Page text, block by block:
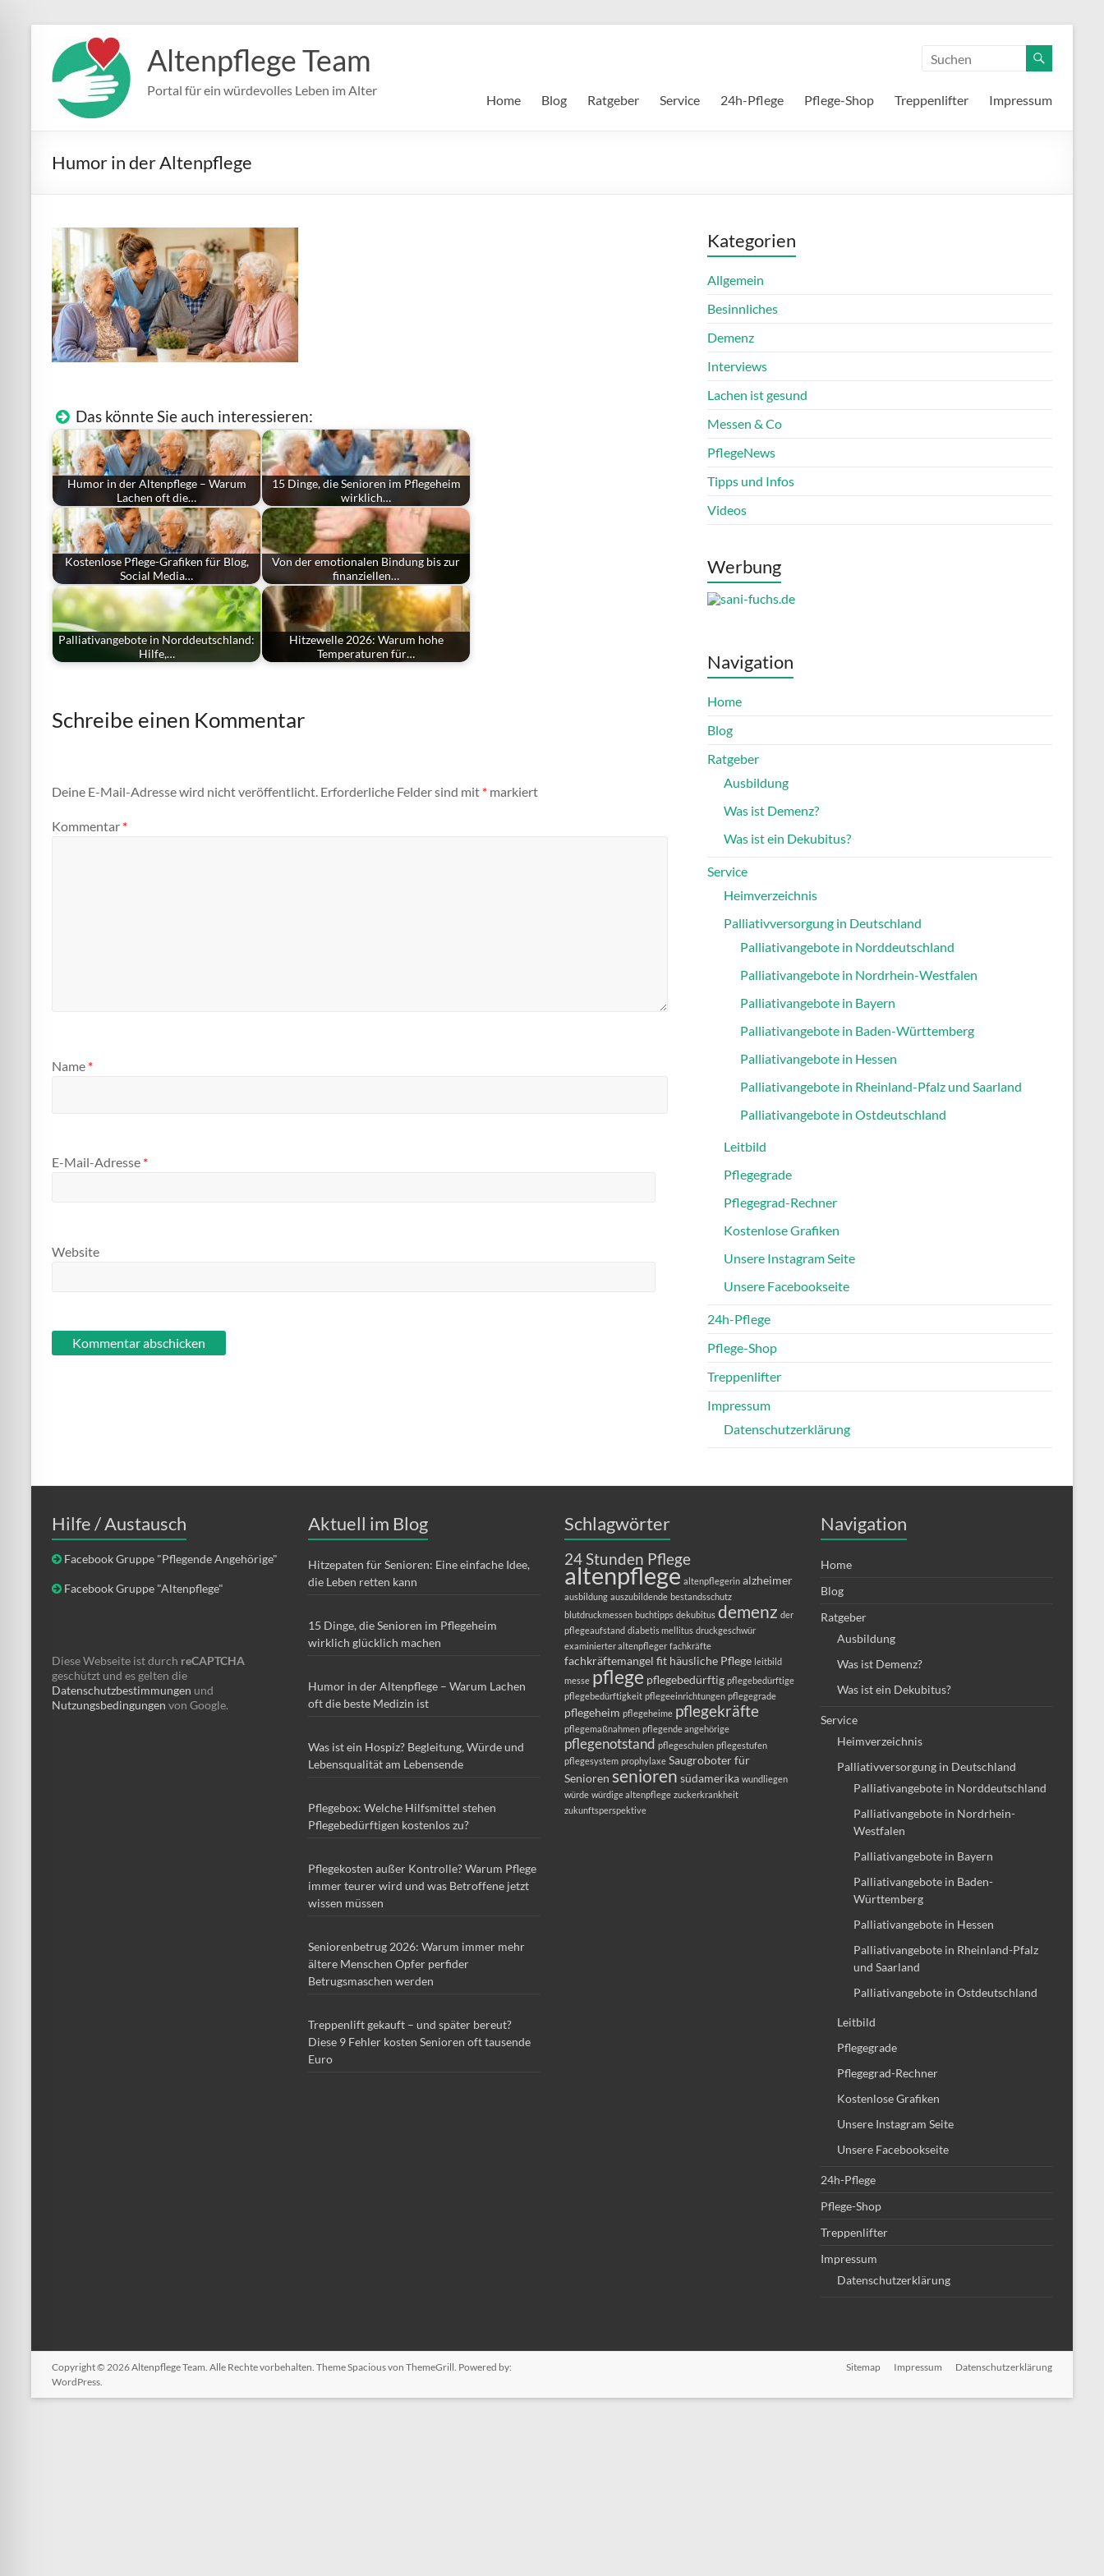
Inhalt
springen
Altenpflege Team
Portal für ein würdevolles Leben im Alter
Home Blog Ratgeber Service 24h-Pflege Pflege-Shop Treppenlifter Impressum
Humor in der Altenpflege
Das könnte Sie auch interessieren:
Humor in der Altenpflege – Warum
Lachen oft die…
15 Dinge, die Senioren im Pflegeheim
wirklich…
Kostenlose Pflege-Grafiken für Blog,
Social Media…
Von der emotionalen Bindung bis zur
finanziellen…
Palliativangebote in Norddeutschland:
Hilfe,…
Hitzewelle 2026: Warum hohe
Temperaturen für…
Schreibe einen Kommentar
Deine E-Mail-Adresse wird nicht veröffentlicht. Erforderliche Felder sind mit * markiert
Kommentar *
Name *
E-Mail-Adresse *
Website
Kategorien
Allgemein
Besinnliches
Demenz
Interviews
Lachen ist gesund
Messen & Co
PflegeNews
Tipps und Infos
Videos
Werbung
Navigation
Home
Blog
Ratgeber
Ausbildung
Was ist Demenz?
Was ist ein Dekubitus?
Service
Heimverzeichnis
Palliativversorgung in Deutschland
Palliativangebote in Norddeutschland
Palliativangebote in Nordrhein-Westfalen
Palliativangebote in Bayern
Palliativangebote in Baden-Württemberg
Palliativangebote in Hessen
Palliativangebote in Rheinland-Pfalz und Saarland
Palliativangebote in Ostdeutschland
Leitbild
Pflegegrade
Pflegegrad-Rechner
Kostenlose Grafiken
Unsere Instagram Seite
Unsere Facebookseite
24h-Pflege
Pflege-Shop
Treppenlifter
Impressum
Datenschutzerklärung
Hilfe / Austausch
Facebook Gruppe "Pflegende Angehörige"
Facebook Gruppe "Altenpflege"
Diese Webseite ist durch reCAPTCHA
geschützt und es gelten die
Datenschutzbestimmungen und
Nutzungsbedingungen von Google.
Aktuell im Blog
Hitzepaten für Senioren: Eine einfache Idee,
die Leben retten kann
15 Dinge, die Senioren im Pflegeheim
wirklich glücklich machen
Humor in der Altenpflege – Warum Lachen
oft die beste Medizin ist
Was ist ein Hospiz? Begleitung, Würde und
Lebensqualität am Lebensende
Pflegebox: Welche Hilfsmittel stehen
Pflegebedürftigen kostenlos zu?
Pflegekosten außer Kontrolle? Warum Pflege
immer teurer wird und was Betroffene jetzt
wissen müssen
Seniorenbetrug 2026: Warum immer mehr
ältere Menschen Opfer perfider
Betrugsmaschen werden
Treppenlift gekauft – und später bereut?
Diese 9 Fehler kosten Senioren oft tausende
Euro
Schlagwörter
24 Stunden Pflege
altenpflege altenpflegerin alzheimer
ausbildung auszubildende bestandsschutz
blutdruckmessen buchtipps dekubitus demenz der
pflegeaufstand diabetis mellitus druckgeschwür
examinierter altenpfleger fachkräfte
fachkräftemangel fit häusliche Pflege leitbild
messe pflege pflegebedürftig pflegebedürftige
pflegebedürftigkeit pflegeeinrichtungen pflegegrade
pflegeheim pflegeheime pflegekräfte
pflegemaßnahmen pflegende angehörige
pflegenotstand pflegeschulen pflegestufen
pflegesystem prophylaxe Saugroboter für
Senioren senioren südamerika wundliegen
würde würdige altenpflege zuckerkrankheit
zukunftsperspektive
Navigation
Home
Blog
Ratgeber
Ausbildung
Was ist Demenz?
Was ist ein Dekubitus?
Service
Heimverzeichnis
Palliativversorgung in Deutschland
Palliativangebote in Norddeutschland
Palliativangebote in Nordrhein-
Westfalen
Palliativangebote in Bayern
Palliativangebote in Baden-
Württemberg
Palliativangebote in Hessen
Palliativangebote in Rheinland-Pfalz
und Saarland
Palliativangebote in Ostdeutschland
Leitbild
Pflegegrade
Pflegegrad-Rechner
Kostenlose Grafiken
Unsere Instagram Seite
Unsere Facebookseite
24h-Pflege
Pflege-Shop
Treppenlifter
Impressum
Datenschutzerklärung
Copyright © 2026Altenpflege Team. Alle Rechte vorbehalten. ThemeSpaciousvon ThemeGrill. Powered by:
WordPress.
Sitemap Impressum Datenschutzerklärung